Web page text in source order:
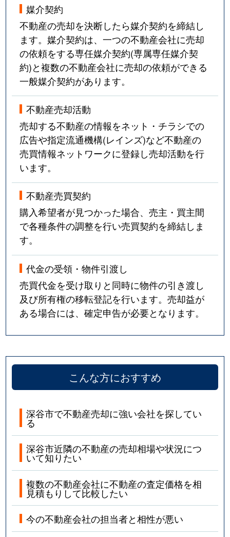
媒介契約
不動産の売却を決断したら媒介契約を締結し
ます。媒介契約は、一つの不動産会社に売却
の依頼をする専任媒介契約(専属専任媒介契
約)と複数の不動産会社に売却の依頼ができる
一般媒介契約があります。
不動産売却活動
売却する不動産の情報をネット・チラシでの
広告や指定流通機構(レインズ)など不動産の
売買情報ネットワークに登録し売却活動を行
います。
不動産売買契約
購入希望者が見つかった場合、売主・買主間
で各種条件の調整を行い売買契約を締結しま
す。
代金の受領・物件引渡し
売買代金を受け取りと同時に物件の引き渡し
及び所有権の移転登記を行います。売却益が
ある場合には、確定申告が必要となります。
こんな方におすすめ
深谷市で不動産売却に強い会社を探してい
る
深谷市近隣の不動産の売却相場や状況につ
いて知りたい
複数の不動産会社に不動産の査定価格を相
見積もりして比較したい
今の不動産会社の担当者と相性が悪い